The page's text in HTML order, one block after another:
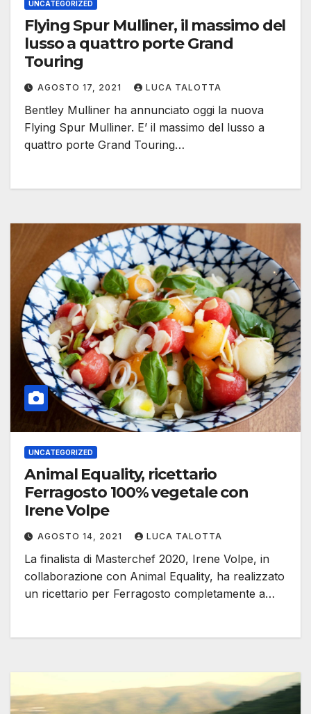
UNCATEGORIZED
Flying Spur Mulliner, il massimo del
lusso a quattro porte Grand
Touring
AGOSTO 17, 2021 LUCA TALOTTA
Bentley Mulliner ha annunciato oggi la nuova
Flying Spur Mulliner. E’ il massimo del lusso a
quattro porte Grand Touring…
UNCATEGORIZED
Animal Equality, ricettario
Ferragosto 100% vegetale con
Irene Volpe
AGOSTO 14, 2021 LUCA TALOTTA
La finalista di Masterchef 2020, Irene Volpe, in
collaborazione con Animal Equality, ha realizzato
un ricettario per Ferragosto completamente a…